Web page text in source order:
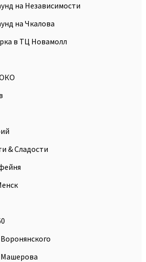
на Независимости
на Чкалова
в ТЦ Новамолл
& Сладости